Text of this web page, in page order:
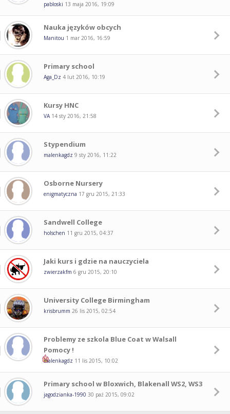
pabloski 13 maja 2016, 19:09
Nauka języków obcych
Manitou 1 mar 2016, 16:59
Primary school
Aga_Dz 4 lut 2016, 10:19
Kursy HNC
VA 14 sty 2016, 21:58
Stypendium
malenkagdz 9 sty 2016, 11:22
Osborne Nursery
enigmatyczna 17 gru 2015, 21:33
Sandwell College
holschen 11 gru 2015, 04:37
Jaki kurs i gdzie na nauczyciela
zwierzakfm 6 gru 2015, 20:10
University College Birmingham
krisbrumm 26 lis 2015, 02:54
Problemy ze szkola Blue Coat w Walsall
Pomocy !
malenkagdz 11 lis 2015, 10:02
Primary school w Bloxwich, Blakenall WS2, WS3
jagodzianka-1990 30 paź 2015, 09:02